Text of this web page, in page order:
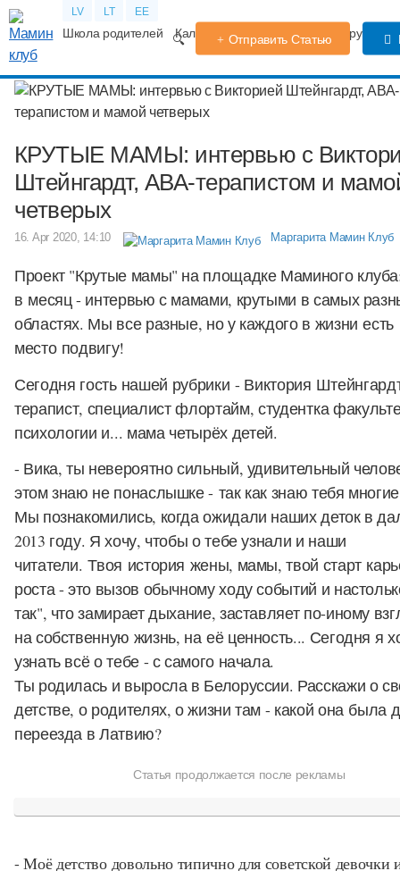
LV LT EE
Школа родителей Календарь беременности Форум
Отправить Статью
КРУТЫЕ МАМЫ: интервью с
Штейнгардт, АВА-терапистом и
четверых
16. Apr 2020, 14:10 Маргарита Мамин Клуб
Проект "Крутые мамы" на площадке Маминого
в месяц - интервью с мамами, крутыми в самых
областях. Мы все разные, но у каждого в жизни есть
место подвигу!
Сегодня гость нашей рубрики - Виктория
терапист, специалист флортайм, студентка
психологии и... мама четырёх детей.
- Вика, ты невероятно сильный, удивительный
этом знаю не понаслышке - так как знаю тебя
Мы познакомились, когда ожидали наших деток в
2013 году. Я хочу, чтобы о тебе узнали и наши
читатели. Твоя история жены, мамы, твой старт
роста - это вызов обычному ходу событий и
так", что замирает дыхание, заставляет по-иному
на собственную жизнь, на её ценность... Сегодня я
узнать всё о тебе - с самого начала.
Ты родилась и выросла в Белоруссии. Расскажи о
детстве, о родителях, о жизни там - какой она была
переезда в Латвию?
Статья продолжается после рекламы
- Моё детство довольно типично для советской девочки